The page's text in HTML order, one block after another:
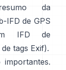
da
IFD de GPS
IFD de
tags Exif).